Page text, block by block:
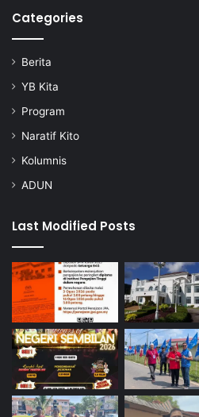
H
Categories
Berita
YB Kita
Program
Naratif Kito
Kolumnis
ADUN
Last Modified Posts